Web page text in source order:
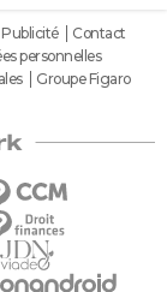
Publicité
Contact
personnelles
Groupe Figaro